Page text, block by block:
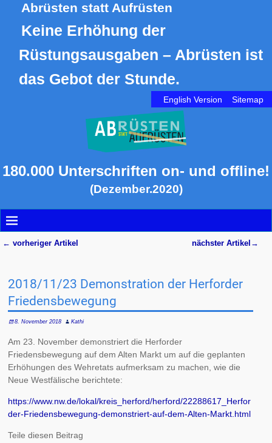
Abrüsten statt Aufrüsten
Keine Erhöhung der
Rüstungsausgaben – Abrüsten ist
das Gebot der Stunde.
English Version Sitemap
180.000 Unterschriften on- und offline!
(Dezember.2020)
←vorheriger Artikel nächster Artikel →
2018/11/23 Demonstration der Herforder
Friedensbewegung
8. November 2018 Kathi
Am 23. November demonstriert die Herforder
Friedensbewegung auf dem Alten Markt um auf die geplanten
Erhöhungen des Wehretats aufmerksam zu machen, wie die
Neue Westfälische berichtete:
https://www.nw.de/lokal/kreis_herford/herford/22288617_Herfor
der-Friedensbewegung-demonstriert-auf-dem-Alten-Markt.html
Teile diesen Beitrag